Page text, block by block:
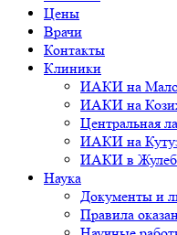
Цены
Врачи
Контакты
Клиники
ИАКИ на
ИАКИ на
Центральная
ИАКИ на
ИАКИ в
Наука
Документы и
Правила